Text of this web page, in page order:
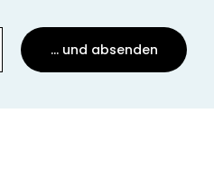
... und absenden